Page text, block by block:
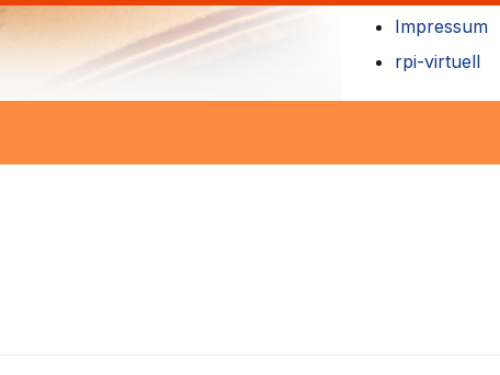
Impressum
rpi-virtuell